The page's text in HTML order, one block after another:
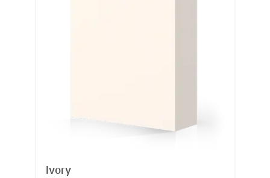
Ivory